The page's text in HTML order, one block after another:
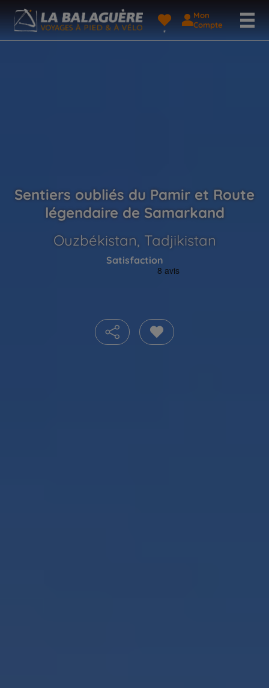
Mon
Compte
Sentiers oubliés du Pamir et Route
légendaire de Samarkand
Ouzbékistan, Tadjikistan
Satisfaction